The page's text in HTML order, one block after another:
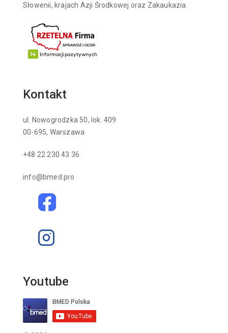
Słowenii, krajach Azji Środkowej oraz Zakaukazia.
Kontakt
ul. Nowogrodzka 50, lok. 409
00-695, Warszawa
+48 22 230 43 36
info@bmed.pro
Youtube